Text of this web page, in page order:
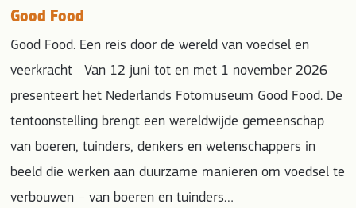
Good Food
Good Food. Een reis door de wereld van voedsel en
veerkracht Van 12 juni tot en met 1 november 2026
presenteert het Nederlands Fotomuseum Good Food. De
tentoonstelling brengt een wereldwijde gemeenschap
van boeren, tuinders, denkers en wetenschappers in
beeld die werken aan duurzame manieren om voedsel te
verbouwen – van boeren en tuinders…